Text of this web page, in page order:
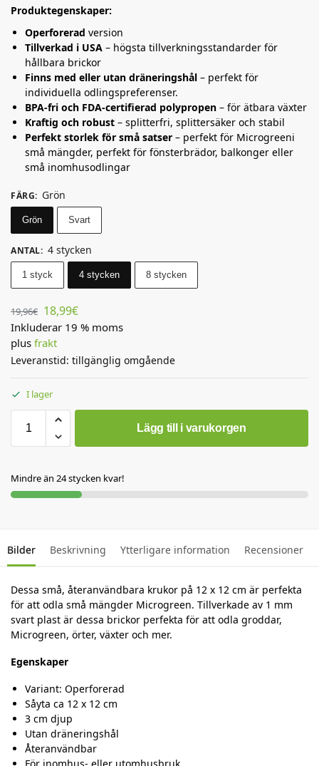
Produktegenskaper:
Operforerad version
Tillverkad i USA – högsta tillverkningsstandarder för
hållbara brickor
Finns med eller utan dräneringshål – perfekt för
individuella odlingspreferenser.
BPA-fri och FDA-certifierad polypropen – för ätbara växter
Kraftig och robust – splitterfri, splittersäker och stabil
Perfekt storlek för små satser – perfekt för Microgreeni
små mängder, perfekt för fönsterbrädor, balkonger eller
små inomhusodlingar
FÄRG: Grön
Grön Svart
ANTAL: 4 stycken
1 styck 4 stycken 8 stycken
19,96€ 18,99€
Inkluderar 19 % moms
plus frakt
Leveranstid: tillgänglig omgående
I lager
Lägg till i varukorgen
Mindre än 24 stycken kvar!
Bilder Beskrivning Ytterligare information Recensioner
Dessa små, återanvändbara krukor på 12 x 12 cm är perfekta
för att odla små mängder Microgreen. Tillverkade av 1 mm
svart plast är dessa brickor perfekta för att odla groddar,
Microgreen, örter, växter och mer.
Egenskaper
Variant: Operforerad
Såyta ca 12 x 12 cm
3 cm djup
Utan dräneringshål
Återanvändbar